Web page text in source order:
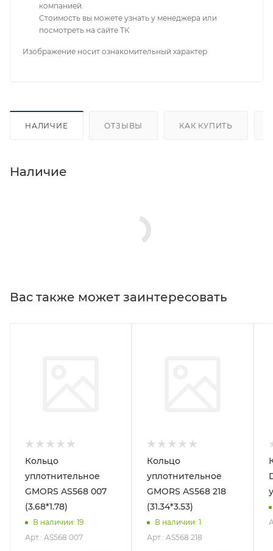
компанией.
Стоимость вы можете узнать у менеджера или
посмотреть на сайте ТК
Изображение носит ознакомительный характер
НАЛИЧИЕ ОТЗЫВЫ КАК КУПИТЬ
Наличие
Вас также может заинтересовать
Кольцо
уплотнительное
GMORS AS568 007
(3.68*1.78)
В наличии: 19
Арт.: AS568 007
Кольцо
уплотнительное
GMORS AS568 218
(31.34*3.53)
В наличии: 1
Арт.: AS568 218